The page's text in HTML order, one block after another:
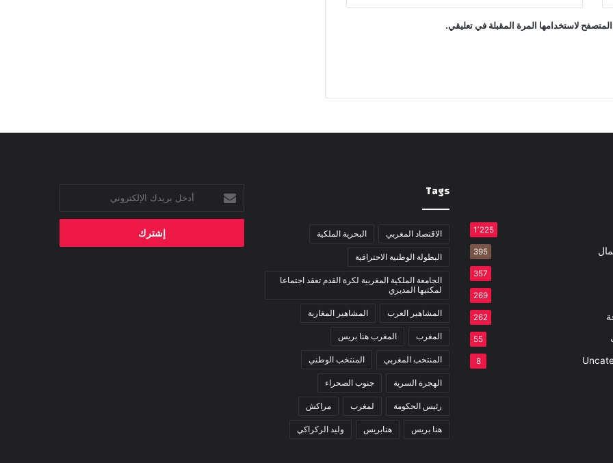
لاستخدامها المرة المقبلة في تعليقي.
1٬225
395
357
269
262
55
8
Tags
الاقتصاد المغربي البحرية الملكية
البطولة الوطنية الاحترافية
الجامعة الملكية المغربية لكرة القدم تعقد اجتماعا
لمكتبها المديري
المشاهير العرب المشاهير المغاربة
المغرب المغرب هنا بريس
المنتخب المغربي المنتخب الوطني
الهجرة السرية جنوب الصحراء
رئيس الحكومة لمغرب مراكش
هنا بريس هنابريس وليد الركراكي
بريدك
الإلكتروني